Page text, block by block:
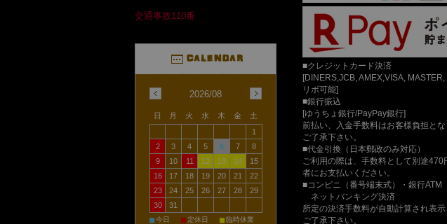
■クレジットカード決済
[DINERS,JCB, AMEX,VISA,
リボ可能]
■銀行振込
[ゆうちょ銀行/PayPay銀行]
前払い、入金手数料はお客様負担と
ご了承下さい。
■代金引換（日本郵政のみ対応）
ご利用の際は、手数料として別途
者にお支払いください。
■コンビニ（番号端末式）・銀行ATM
ネットバンキング決済
所定の決済手数料が自動計算され表
ご了承下さい。
交通事故110番
2026/08
日 月 火 水 木 金
土
1
2
3 4 5 6 7
8
9
10 11 12 13 14
15
16
17 18 19 20 21
22
23
24 25 26 27 28
29
30
31
■今日 ■定休日 ■臨時休業